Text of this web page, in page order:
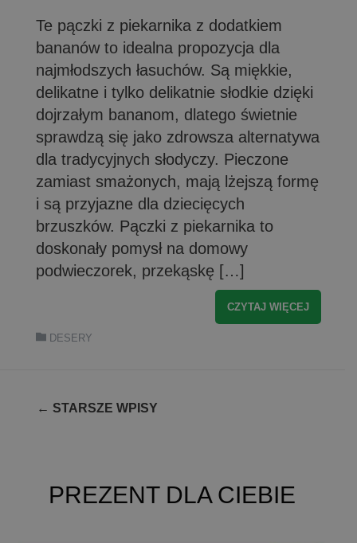
Te pączki z piekarnika z dodatkiem
bananów to idealna propozycja dla
najmłodszych łasuchów. Są miękkie,
delikatne i tylko delikatnie słodkie dzięki
dojrzałym bananom, dlatego świetnie
sprawdzą się jako zdrowsza alternatywa
dla tradycyjnych słodyczy. Pieczone
zamiast smażonych, mają lżejszą formę
i są przyjazne dla dziecięcych
brzuszków. Pączki z piekarnika to
doskonały pomysł na domowy
podwieczorek, przekąskę […]
CZYTAJ WIĘCEJ
DESERY
Nawigacja
← STARSZE WPISY
PREZENT DLA CIEBIE